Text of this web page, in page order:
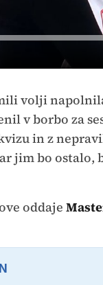
volji
v borbo za
in z
jim bo
oddaje